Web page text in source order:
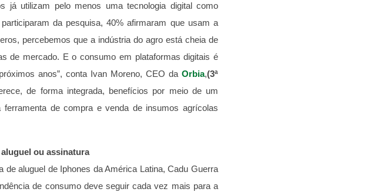
já utilizam pelo menos uma tecnologia digital como
da pesquisa, 40% afirmaram que usam a
percebemos que a indústria do agro está cheia de
de mercado. E o consumo em plataformas digitais é
anos”, conta Ivan Moreno, CEO da Orbia,(3ª
de forma integrada,
benefícios por meio de um
ferramenta de compra e venda de insumos agrícolas
ou assinatura
de aluguel de Iphones da América Latina, Cadu Guerra
de consumo deve seguir cada vez mais para a